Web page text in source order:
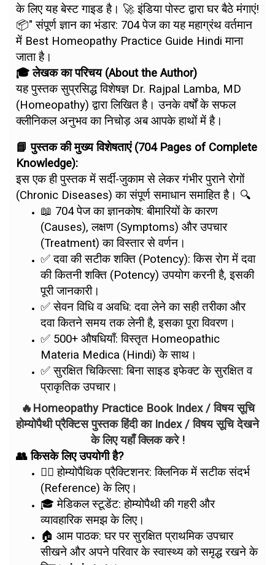
के लिए यह बेस्ट गाइड है। 🚀 इंडिया पोस्ट द्वारा घर बैठे मंगाएं!
📦" संपूर्ण ज्ञान का भंडार: 704 पेज का यह महाग्रंथ वर्तमान
में Best Homeopathy Practice Guide Hindi माना
जाता है।
🎓 लेखक का परिचय (About the Author)
यह पुस्तक सुप्रसिद्ध विशेषज्ञ Dr. Rajpal Lamba, MD
(Homeopathy) द्वारा लिखित है। उनके वर्षों के सफल
क्लीनिकल अनुभव का निचोड़ अब आपके हाथों में है।
📘 पुस्तक की मुख्य विशेषताएं (704 Pages of Complete
Knowledge):
इस एक ही पुस्तक में सर्दी-जुकाम से लेकर गंभीर पुराने रोगों
(Chronic Diseases) का संपूर्ण समाधान समाहित है। 🔍
📖 704 पेज का ज्ञानकोष: बीमारियों के कारण
(Causes), लक्षण (Symptoms) और उपचार
(Treatment) का विस्तार से वर्णन।
✅ दवा की सटीक शक्ति (Potency): किस रोग में दवा
की कितनी शक्ति (Potency) उपयोग करनी है, इसकी
पूरी जानकारी।
✅ सेवन विधि व अवधि: दवा लेने का सही तरीका और
दवा कितने समय तक लेनी है, इसका पूरा विवरण।
✅ 500+ औषधियाँ: विस्तृत Homeopathic
Materia Medica (Hindi) के साथ।
✅ सुरक्षित चिकित्सा: बिना साइड इफेक्ट के सुरक्षित व
प्राकृतिक उपचार।
🔥Homeopathy Practice Book Index / विषय सूचि
होम्योपैथी प्रैक्टिस पुस्तक हिंदी का Index / विषय सूचि देखने
के लिए यहाँ क्लिक करे !
👥 किसके लिए उपयोगी है?
👨‍⚕️ होम्योपैथिक प्रैक्टिशनर: क्लिनिक में सटीक संदर्भ
(Reference) के लिए।
🎓 मेडिकल स्टूडेंट: होम्योपैथी की गहरी और
व्यावहारिक समझ के लिए।
🏠 आम पाठक: घर पर सुरक्षित प्राथमिक उपचार
सीखने और अपने परिवार के स्वास्थ्य को समृद्ध रखने के